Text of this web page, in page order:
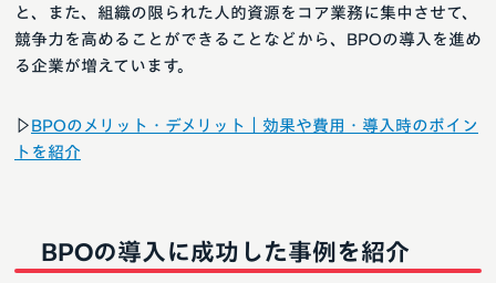
と、また、組織の限られた人的資源をコア業務に集中させて、
競争力を高めることができることなどから、BPOの導入を進め
る企業が増えています。
▷ BPOのメリット・デメリット｜効果や費用・導入時のポイン
トを紹介
BPOの導入に成功した事例を紹介